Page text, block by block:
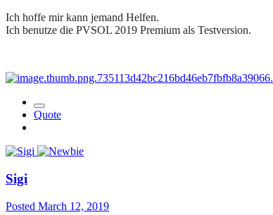
Ich hoffe mir kann jemand Helfen.
Ich benutze die PVSOL 2019 Premium als Testversion.
Quote
Sigi
Posted March 12, 2019